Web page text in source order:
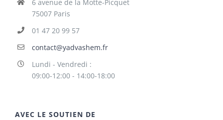
6 avenue de la Motte-Picquet
75007 Paris
01 47 20 99 57
contact@yadvashem.fr
Lundi - Vendredi :
09:00-12:00 - 14:00-18:00
AVEC LE SOUTIEN DE